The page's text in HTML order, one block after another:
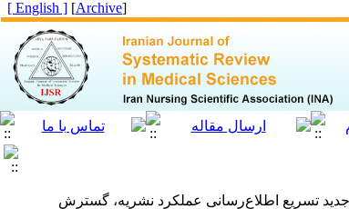
[
Archive
]
[ English ]
جدید تسریع اطلاع‌رسانی عملکرد نشریه، گسترش